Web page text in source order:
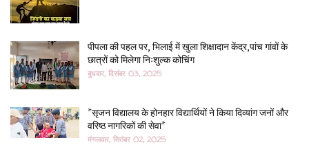
पीपला की पहल पर, भिलाई में खुला शिक्षादान केंद्र,पांच गांवों के
छात्रों को मिलेगा निःशुल्क कोचिंग
बुधवार, दिसंबर 03, 2025
*सृजन विद्यालय के होनहार विद्यार्थियों ने किया दिव्यांग जनों और
वरिष्ठ नागरिकों की सेवा*
मंगलवार, सितंबर 02, 2025